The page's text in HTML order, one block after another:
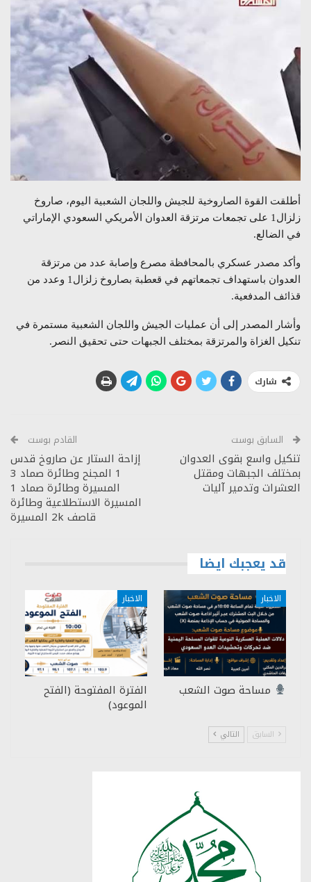
أطلقت القوة الصاروخية للجيش واللجان الشعبية اليوم، صاروخ
زلزال1 على تجمعات مرتزقة العدوان الأمريكي السعودي الإماراتي
في الضالع.
وأكد مصدر عسكري بالمحافظة مصرع وإصابة عدد من مرتزقة
العدوان باستهداف تجمعاتهم في قعطبة بصاروخ زلزال1 وعدد من
قذائف المدفعية.
وأشار المصدر إلى أن عمليات الجيش واللجان الشعبية مستمرة في
تنكيل الغزاة والمرتزقة بمختلف الجبهات حتى تحقيق النصر.
شارك
السابق بوست
تنكيل واسع بقوى العدوان
بمختلف الجبهات ومقتل
العشرات وتدمير آليات
القادم بوست
إزاحة الستار عن صاروخ قدس
1 المجنح وطائرة صماد 3
المسيرة وطائرة صماد 1
المسيرة الاستطلاعية وطائرة
قاصف 2k المسيرة
قد يعجبك ايضا
الاخبار
مساحة صوت الشعب
الاخبار
الفترة المفتوحة (الفتح
الموعود)
السابق التالي